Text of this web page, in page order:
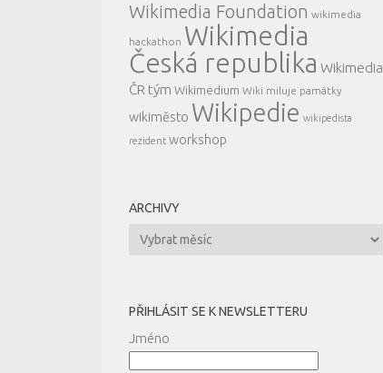
Wikimedia Foundation wikimedia
hackathon Wikimedia
Česká republika Wikimedia
ČR tým Wikimedium Wiki miluje památky
wikiměsto Wikipedie wikipedista
rezident workshop
ARCHIVY
Archivy
PŘIHLÁSIT SE K NEWSLETTERU
Jméno